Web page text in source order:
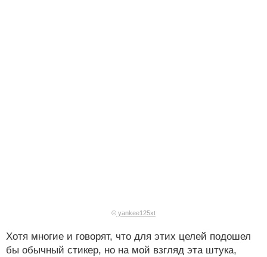
© yankee125xt
Хотя многие и говорят, что для этих целей подошел
бы обычный стикер, но на мой взгляд эта штука,